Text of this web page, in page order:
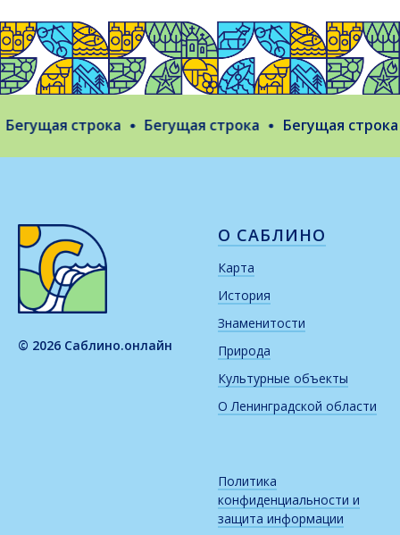
строка Бегущая строка Бегущая строка
© 2026 Саблино.онлайн
О САБЛИНО
Карта
История
Знаменитости
Природа
Культурные объекты
О Ленинградской области
Политика
конфиденциальности и
защита информации